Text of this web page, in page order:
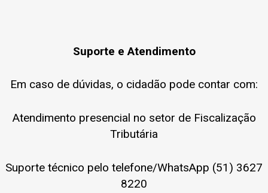
Suporte e Atendimento
Em caso de dúvidas, o cidadão pode contar com:
Atendimento presencial no setor de Fiscalização
Tributária
Suporte técnico pelo telefone/WhatsApp (51) 3627
8220